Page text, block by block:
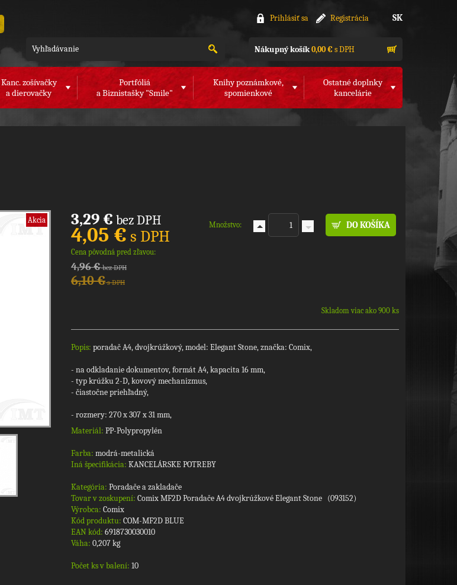
Prihlásiť sa Registrácia SK
Nákupný košík0,00 €s DPH
Kanc. zošívačky
a dierovačky
Portfóliá
a Biznistašky "Smile"
Knihy poznámkové,
spomienkové
Ostatné doplnky
kancelárie
Akcia 3,29 € bez DPH
4,05 € s DPH
Cena pôvodná pred zľavou:
4,96 €bez DPH
6,10 €s DPH
Množstvo:
Skladom viac ako 900 ks
Popis: poradač A4, dvojkrúžkový, model: Elegant Stone, značka: Comix,
- na odkladanie dokumentov, formát A4, kapacita 16 mm,
- typ krúžku 2-D, kovový mechanizmus,
- čiastočne priehľadný,
- rozmery: 270 x 307 x 31 mm,
Materiál: PP-Polypropylén
Farba: modrá-metalická
Iná špecifikácia: KANCELÁRSKE POTREBY
Kategória: Poradače a zakladače
Tovar v zoskupení: Comix MF2D Poradače A4 dvojkrúžkové Elegant Stone (093152)
Výrobca: Comix
Kód produktu: COM-MF2D BLUE
EAN kód: 6918730030010
Váha: 0,207 kg
Počet ks v balení: 10